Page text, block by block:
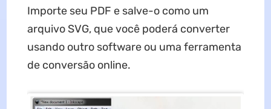
Importe seu PDF e salve-o como um
arquivo SVG, que você poderá converter
usando outro software ou uma ferramenta
de conversão online.